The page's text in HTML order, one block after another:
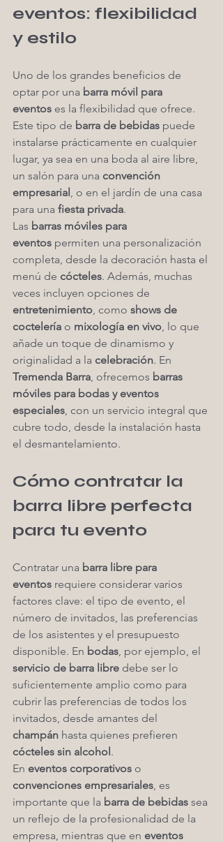
eventos: flexibilidad
y estilo
Uno de los grandes beneficios de
optar por una barra móvil para
eventos es la flexibilidad que ofrece.
Este tipo de barra de bebidas puede
instalarse prácticamente en cualquier
lugar, ya sea en una boda al aire libre,
un salón para una convención
empresarial, o en el jardín de una casa
para una fiesta privada.
Las barras móviles para
eventos permiten una personalización
completa, desde la decoración hasta el
menú de cócteles. Además, muchas
veces incluyen opciones de
entretenimiento, como shows de
coctelería o mixología en vivo, lo que
añade un toque de dinamismo y
originalidad a la celebración. En
Tremenda Barra, ofrecemos barras
móviles para bodas y eventos
especiales, con un servicio integral que
cubre todo, desde la instalación hasta
el desmantelamiento.
Cómo contratar la
barra libre perfecta
para tu evento
Contratar una barra libre para
eventos requiere considerar varios
factores clave: el tipo de evento, el
número de invitados, las preferencias
de los asistentes y el presupuesto
disponible. En bodas, por ejemplo, el
servicio de barra libre debe ser lo
suficientemente amplio como para
cubrir las preferencias de todos los
invitados, desde amantes del
champán hasta quienes prefieren
cócteles sin alcohol.
En eventos corporativos o
convenciones empresariales, es
importante que la barra de bebidas sea
un reflejo de la profesionalidad de la
empresa, mientras que en eventos